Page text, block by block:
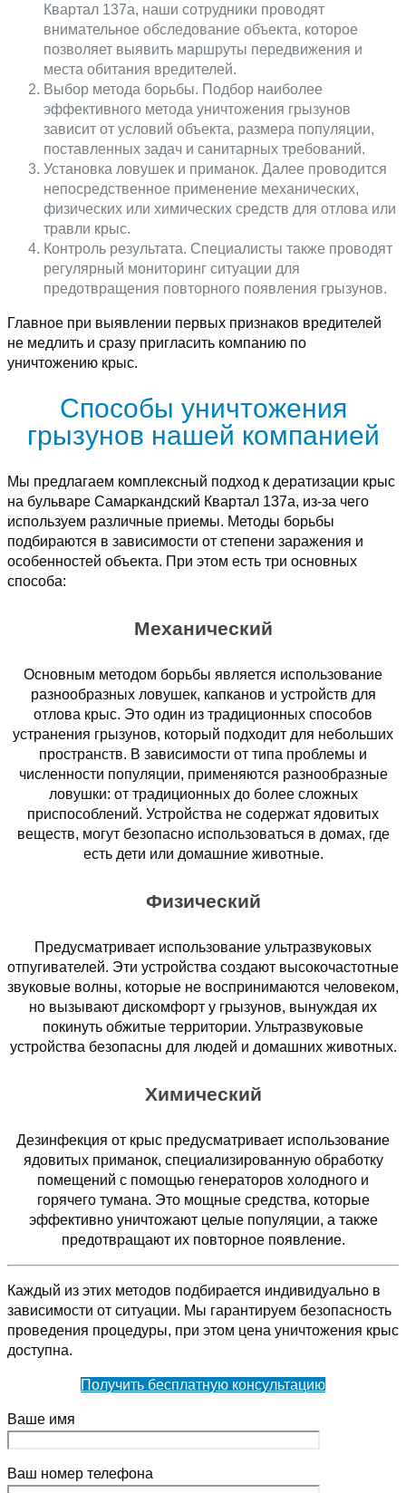
Квартал 137а, наши сотрудники проводят
внимательное обследование объекта, которое
позволяет выявить маршруты передвижения и
места обитания вредителей.
Выбор метода борьбы. Подбор наиболее
эффективного метода уничтожения грызунов
зависит от условий объекта, размера популяции,
поставленных задач и санитарных требований.
Установка ловушек и приманок. Далее проводится
непосредственное применение механических,
физических или химических средств для отлова или
травли крыс.
Контроль результата. Специалисты также проводят
регулярный мониторинг ситуации для
предотвращения повторного появления грызунов.
Главное при выявлении первых признаков вредителей
не медлить и сразу пригласить компанию по
уничтожению крыс.
Способы уничтожения
грызунов нашей компанией
Мы предлагаем комплексный подход к дератизации крыс
на бульваре Самаркандский Квартал 137а, из-за чего
используем различные приемы. Методы борьбы
подбираются в зависимости от степени заражения и
особенностей объекта. При этом есть три основных
способа:
Механический
Основным методом борьбы является использование
разнообразных ловушек, капканов и устройств для
отлова крыс. Это один из традиционных способов
устранения грызунов, который подходит для небольших
пространств. В зависимости от типа проблемы и
численности популяции, применяются разнообразные
ловушки: от традиционных до более сложных
приспособлений. Устройства не содержат ядовитых
веществ, могут безопасно использоваться в домах, где
есть дети или домашние животные.
Физический
Предусматривает использование ультразвуковых
отпугивателей. Эти устройства создают высокочастотные
звуковые волны, которые не воспринимаются человеком,
но вызывают дискомфорт у грызунов, вынуждая их
покинуть обжитые территории. Ультразвуковые
устройства безопасны для людей и домашних животных.
Химический
Дезинфекция от крыс предусматривает использование
ядовитых приманок, специализированную обработку
помещений с помощью генераторов холодного и
горячего тумана. Это мощные средства, которые
эффективно уничтожают целые популяции, а также
предотвращают их повторное появление.
Каждый из этих методов подбирается индивидуально в
зависимости от ситуации. Мы гарантируем безопасность
проведения процедуры, при этом цена уничтожения крыс
доступна.
Получить бесплатную консультацию
Ваше имя
Ваш номер телефона